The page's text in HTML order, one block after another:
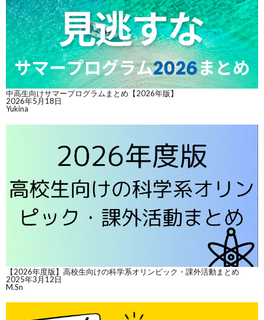
中高生向けサマープログラムまとめ【2026年版】
2026年5月18日
Yukina
【2026年度版】高校生向けの科学系オリンピック・課外活動まとめ
2025年3月12日
M.Sn